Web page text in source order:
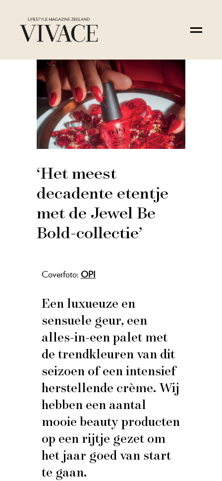
‘Het meest
decadente etentje
met de Jewel Be
Bold-collectie’
Coverfoto: OPI
Een luxueuze en
sensuele geur, een
alles-in-een palet met
de trendkleuren van dit
seizoen of een intensief
herstellende crème. Wij
hebben een aantal
mooie beauty producten
op een rijtje gezet om
het jaar goed van start
te gaan.